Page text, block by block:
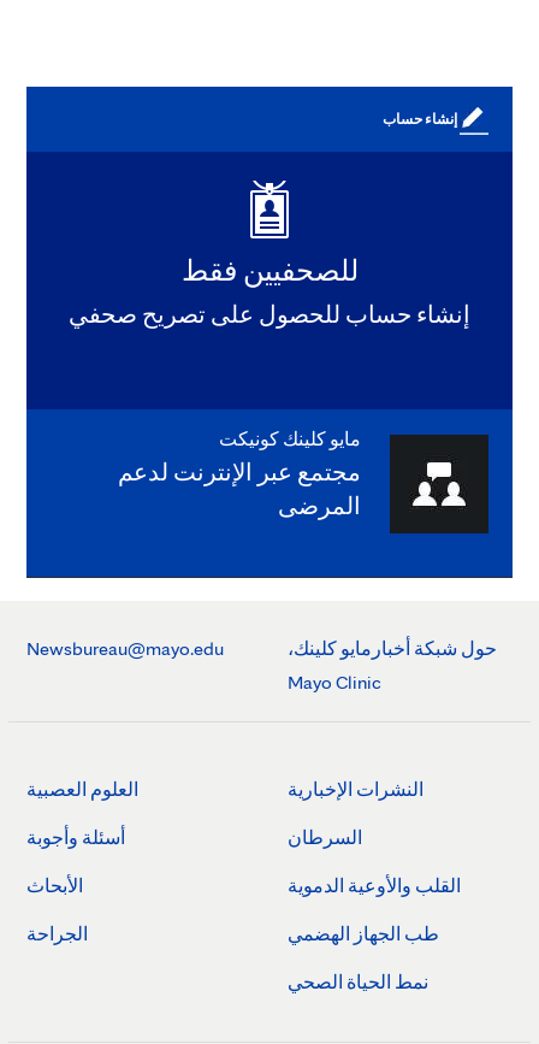
إنشاء حساب
للصحفيين فقط
إنشاء حساب للحصول على تصريح صحفي
مايو كلينك كونيكت
مجتمع عبر الإنترنت لدعم
المرضى
حول شبكة أخبارمايو كلينك،
Mayo Clinic
Newsbureau@mayo.edu
النشرات الإخبارية
السرطان
القلب والأوعية الدموية
طب الجهاز الهضمي
نمط الحياة الصحي
العلوم العصبية
أسئلة وأجوبة
الأبحاث
الجراحة